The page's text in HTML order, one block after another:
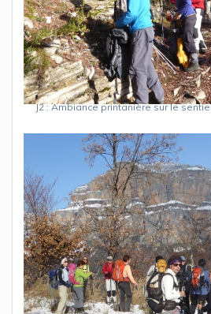
J2 : Ambiance printanière sur le